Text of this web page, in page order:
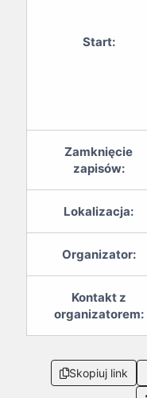
Start:
Zamknięcie
zapisów:
Lokalizacja:
Organizator:
Kontakt z
organizatorem:
Skopiuj link